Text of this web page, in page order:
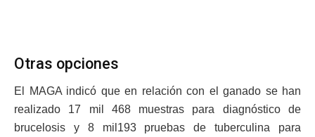
Otras opciones
El MAGA indicó que en relación con el ganado se han
realizado 17 mil 468 muestras para diagnóstico de
brucelosis y 8 mil193 pruebas de tuberculina para